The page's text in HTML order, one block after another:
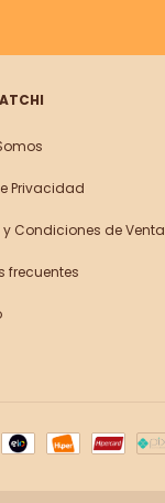
Privacidad
y Condiciones de Venta
frecuentes